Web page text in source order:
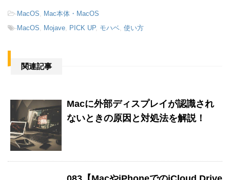
-MacOS
Mac本体・MacOS
-MacOS Mojave PICK UP, モハベ 使い方
関連記事
Macに外部ディスプレイが認識され
ないときの原因と対処法を解説！